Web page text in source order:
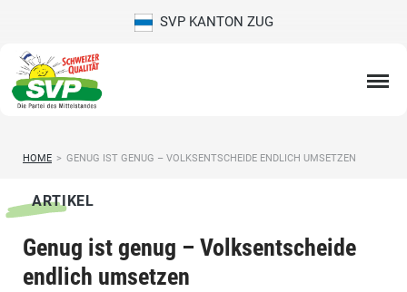
SVP KANTON ZUG
HOME > GENUG IST GENUG – VOLKSENTSCHEIDE ENDLICH UMSETZEN
ARTIKEL
Genug ist genug – Volksentscheide
endlich umsetzen